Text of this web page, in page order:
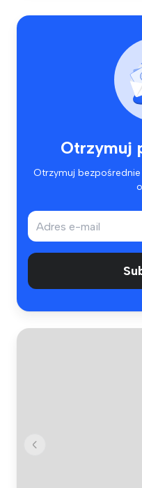
Otrzymuj
Otrzymuj